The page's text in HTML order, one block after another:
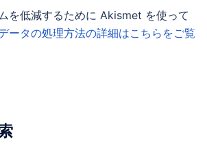
を低減するために Akismet を使って
ータの処理方法の詳細はこちらをご覧